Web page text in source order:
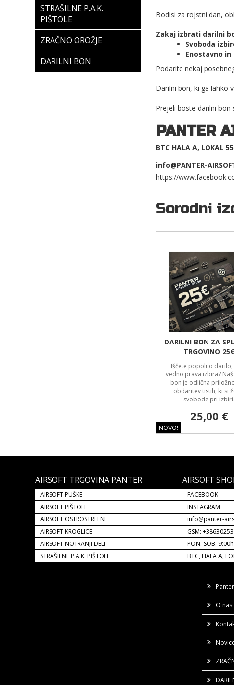
STRAŠILNE P.A.K.
PIŠTOLE
ZRAČNO OROŽJE
DARILNI BON
Bodisi za rojstni dan,
Zakaj izbrati darilni
Svoboda
Enostavno in
Podarite nekaj
Darilni bon, ki ga lahko
Prejeli boste darilni bon
PANTER
BTC HALA A, LOKAL
info@PANTER-
https://
Sorodni
NOVO!
DARILNI BON ZA
TRGOVINO 25€
Iščete popolno darilo,
vedno prava izbira?
bon je odlična
obdaritev tistih, ki si
svobode pri izbiri.
25,00 €
AIRSOFT TRGOVINA PANTER
AIRSOFT PUŠKE
AIRSOFT PIŠTOLE
AIRSOFT OSTROSTRELNE
AIRSOFT KROGLICE
AIRSOFT NOTRANJI DELI
STRAŠILNE P.A.K. PIŠTOLE
AIRSOFT
FACEBOOK
INSTAGRAM
info@panter-
GSM:
PON.-SOB.
BTC, HALA A,
O nas
Novice